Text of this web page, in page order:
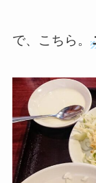
で、こちら。